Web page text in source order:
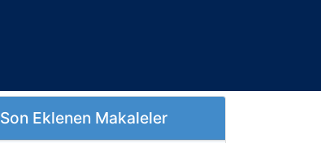
Son Eklenen Makaleler